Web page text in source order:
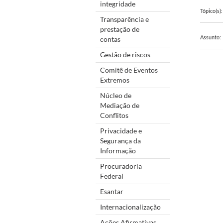
integridade
Transparência e
prestação de
contas
Gestão de riscos
Comitê de Eventos
Extremos
Núcleo de
Mediação de
Conflitos
Privacidade e
Segurança da
Informação
Procuradoria
Federal
Esantar
Internacionalização
Tópico(s):
Assunto: